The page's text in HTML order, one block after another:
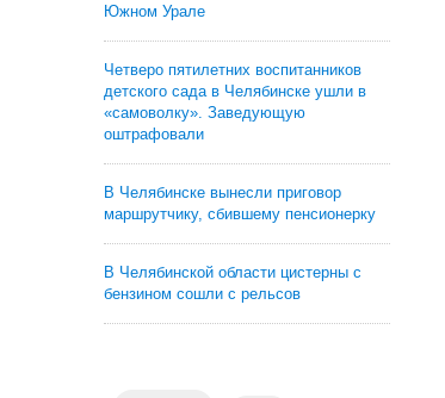
Южном Урале
Четверо пятилетних воспитанников
детского сада в Челябинске ушли в
«самоволку». Заведующую
оштрафовали
В Челябинске вынесли приговор
маршрутчику, сбившему пенсионерку
В Челябинской области цистерны с
бензином сошли с рельсов